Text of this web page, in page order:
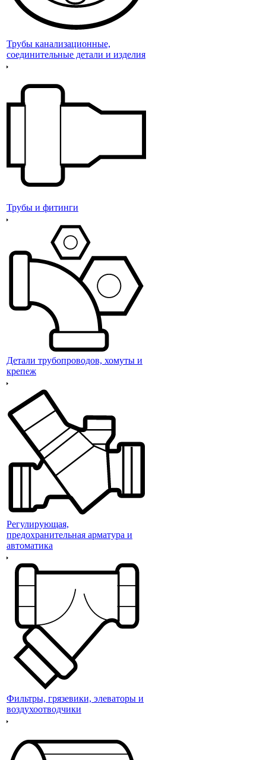
Трубы канализационные,
соединительные детали и изделия
Трубы и фитинги
Детали трубопроводов, хомуты и
крепеж
Регулирующая,
предохранительная арматура и
автоматика
Фильтры, грязевики, элеваторы и
воздухоотводчики